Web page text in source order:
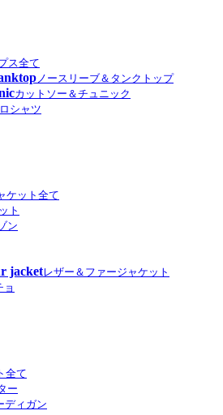
ス全て
ノースリーブ＆タンクトップ
カットソー＆チュニック
シャツ
ケット全て
ト
ン
jacketレザー＆ファージャケット
ョ
全て
ー
ディガン